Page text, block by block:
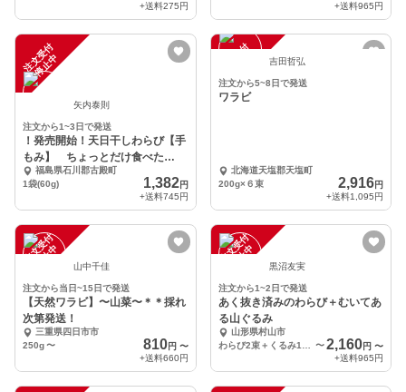
+送料275円
+送料965円
注
文
受
付
停
止
中
矢内泰則
注文から1~3日で発送
！発売開始！天日干しわらび【手
もみ】 ちょっとだけ食べた
い！・・・60g入り
福島県石川郡古殿町
1袋(60g)
1,382円
+送料745円
注
文
受
付
停
止 吉田哲弘
注文から5~8日で発送
ワラビ
北海道天塩郡天塩町
200g×６束
2,916円
+送料1,095円
注
文
受
付
停
止
中 山中千佳
注文から当日~15日で発送
【天然ワラビ】〜山菜〜＊＊採れ
次第発送！
三重県四日市市
250g〜 810円 〜
+送料660円
注
文
受
付
停
止
中 黒沼友実
注文から1~2日で発送
あく抜き済みのわらび＋むいてあ
る山ぐるみ
山形県村山市
〜2,160円 〜
+送料965円